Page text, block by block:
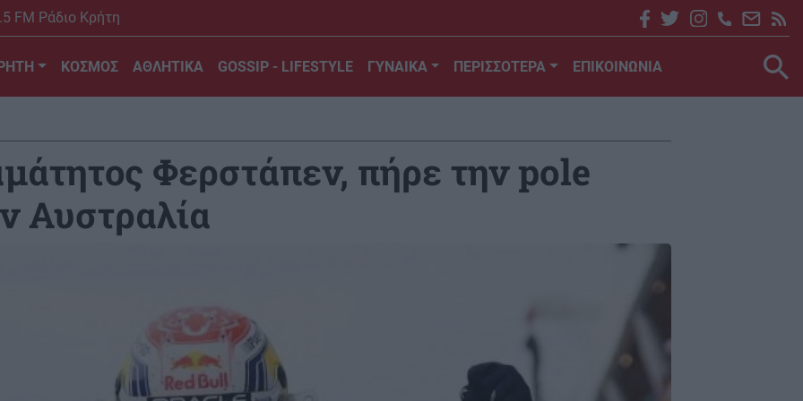
FM Ράδιο Κρήτη
ΚΟΣΜΟΣ ΑΘΛΗΤΙΚΑ GOSSIP - LIFESTYLE ΓΥΝΑΙΚΑ ΠΕΡΙΣΣΟΤΕΡΑ ΕΠΙΚΟΙΝΩΝΙΑ
Φερστάπεν, πήρε την pole
Αυστραλία